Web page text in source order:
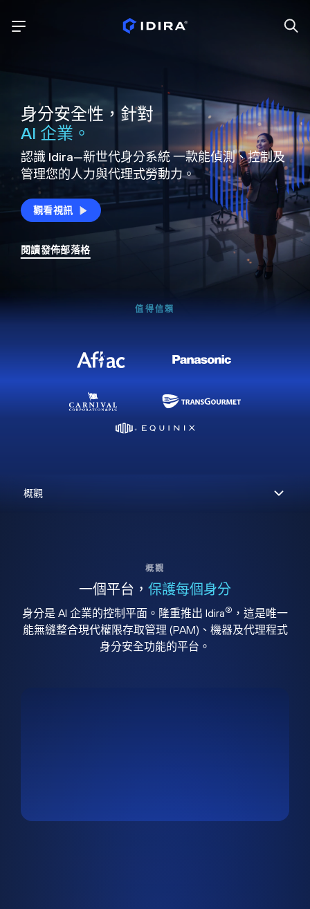
身分安全性，針對
AI 企業。
認識 Idira—新世代身分系統一款能偵測、控制及
管理您的人力與代理式勞動力。
觀看視訊
閱讀發佈部落格
值得信賴
概觀
一個平台， 保護每個身分
身分是 AI 企業的控制平面。隆重推出 Idira® ，這是唯一
能無縫整合現代權限存取管理 (PAM)、機器及代理程式
身分安全功能的平台。